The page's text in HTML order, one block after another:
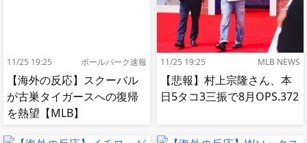
11/25 19:25 ボールパーク速報
【海外の反応】スクーバル
が古巣タイガースへの復帰
を熱望【MLB】
11/25 19:25 MLB NEWS
【悲報】村上宗隆さん、本
日5タコ3三振で8月OPS.372